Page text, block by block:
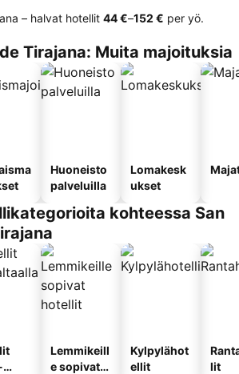
– halvat hotellit ‎44 €–‎152 € per yö.
Tirajana: Muita majoituksia
Huoneisto
palveluilla
Lomakesk
ukset
kohteessa San
Lemmikeill
e sopivat
Kylpylähot
ellit
lit